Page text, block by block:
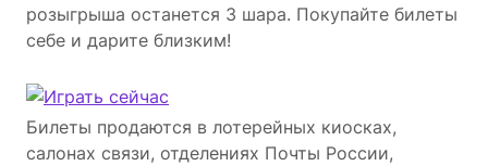
розыгрыша останется 3 шара. Покупайте билеты
себе и дарите близким!
Билеты продаются в лотерейных киосках,
салонах связи, отделениях Почты России,